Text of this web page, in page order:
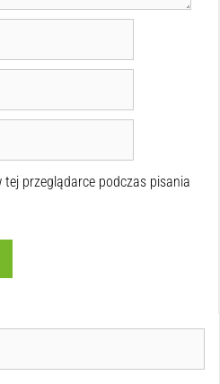
przeglądarce podczas pisania